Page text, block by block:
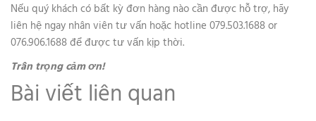
Nếu quý khách có bất kỳ đơn hàng nào cần được hỗ trợ, hãy
liên hệ ngay nhân viên tư vấn hoặc hotline 079.503.1688 or
076.906.1688 để được tư vấn kịp thời.
Trân trọng cảm ơn!
Bài viết liên quan